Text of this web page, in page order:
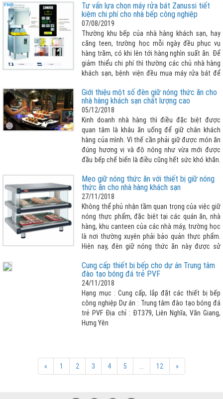
chén công nghiệp để khắc phục sớm ? Bài viết
sau đây giúp khách hàng nhận biết cần tham
khảo thêm :
Tư vấn lựa chọn máy rửa bát Zanussi tiết
kiệm chi phí cho nhà bếp công nghiệp
07/08/2019
Thường khu bếp của nhà hàng khách sạn, hay
căng teen, trường học mỗi ngày đều phục vụ
hàng trăm, có khi lên tới hàng nghìn suất ăn. Để
giảm thiểu chi phí thì thường các chủ nhà hàng
khách sạn, bệnh viện đều mua máy rửa bát để
bếp khác cần phải rửa sạch mỗi ngày. Nhưng lựa
chọn máy rửa bát như thế nào cho phù hợp với
bài toán vừa tiết kiệm chi phí tối đa nhất có thể
vừa đảm bảo vệ sinh sạch sẽ chén bát , nhanh
chóng, dễ dàng thao tác... FNB Solutions xin giới
thiệu dòng máy rửa bát công nghiệp Zanussi
chính là một trong những lời giải vô cùng hợp lý
cho vấn đề mà doanh nghiệp đang gặp phải !
Giới thiệu một số đèn giữ nóng thức ăn cho
nhà hàng khách sạn chất lượng cao
05/12/2018
Kinh doanh nhà hàng thì điều đặc biệt được
quan tâm là khâu ăn uống để giữ chân khách
hàng của mình. Vì thế cần phải giữ được món ăn
đúng hương vị và độ nóng như vừa mới được
đầu bếp chế biến là điều cũng hết sức khó khăn.
lớn thì đèn giữ nóng thức ăn là lựa chọn tuyệt
vời nhất cho nhà hàng khách sạn của bạn.
Mẹo giữ nóng thức ăn với thiết bị giữ nóng
thức ăn cho nhà hàng khách sạn
27/11/2018
Không thể phủ nhận tầm quan trọng của việc giữ
nóng thực phẩm, đặc biệt tại các quán ăn, nhà
hàng, khu canteen của các nhà máy, trường học
là nơi thường xuyên phải bảo quản thực phẩm.
Hiện nay, đèn giữ nóng thức ăn này được sử
gì là đáng ngạc nhiên bởi thiết bị giữ nóng thức
ăn có nhiều ưu điểm nổi bật như: Đều được làm
từ inox cao cấp, không gỉ sét, có thiết kế phù
hợp với nhu cầu sử dụng, thiết bị được bảo ôn
chống thoát nhiệt, giúp tiết kiệm điện tối đa,
thuận tiện cho quá trình sử dụng, điều chỉnh
nhiệt độ theo ý muốn và cảm biết chống quá
Cung cấp thiết bị bếp cho dự án Trung tâm
đào tạo bóng đá trẻ PVF
24/11/2018
Hạng mục : Cung cấp, lắp đặt các thiết bị bếp
công nghiệp Dự án : Trung tâm đào tạo bóng đá
trẻ PVF Địa chỉ : ĐT379, Liên Nghĩa, Văn Giang,
Hưng Yên
« 1 2 3 4 5 ... 12 »